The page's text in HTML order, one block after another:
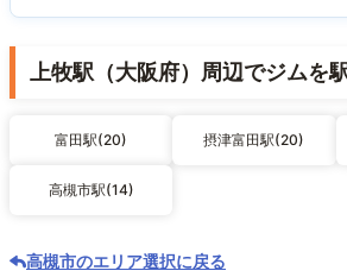
上牧駅（大阪府）周辺でジムを
富田駅(20) 摂津富田駅(20)
高槻市駅(14)
高槻市のエリア選択に戻る